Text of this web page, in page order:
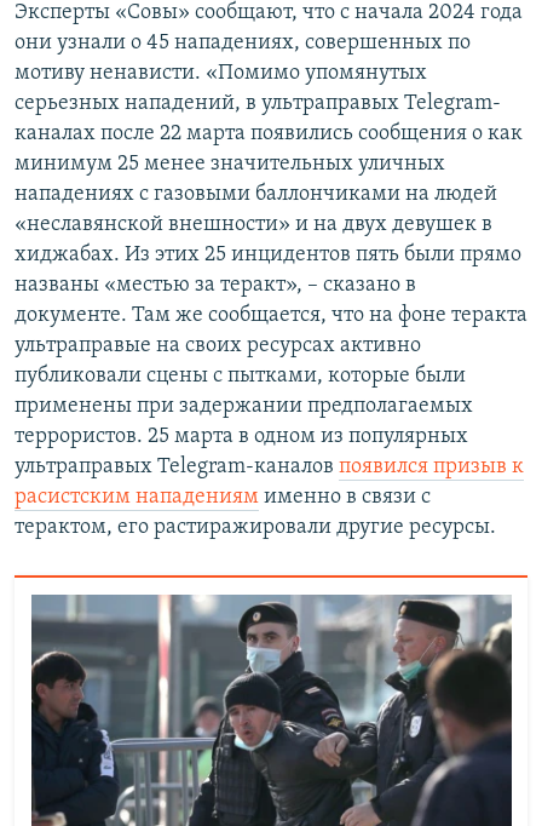
Эксперты «Совы» сообщают, что с начала 2024 года
они узнали о 45 нападениях, совершенных по
мотиву ненависти. «Помимо упомянутых
серьезных нападений, в ультраправых Telegram-
каналах после 22 марта появились сообщения о как
минимум 25 менее значительных уличных
нападениях с газовыми баллончиками на людей
«неславянской внешности» и на двух девушек в
хиджабах. Из этих 25 инцидентов пять были прямо
названы «местью за теракт», – сказано в
документе. Там же сообщается, что на фоне теракта
ультраправые на своих ресурсах активно
публиковали сцены с пытками, которые были
применены при задержании предполагаемых
террористов. 25 марта в одном из популярных
ультраправых Telegram-каналов появился призыв к
расистским нападениям именно в связи с
терактом, его растиражировали другие ресурсы.